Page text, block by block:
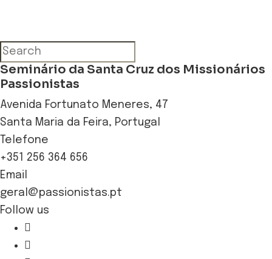
Seminário da Santa Cruz dos Missionários
Passionistas
Avenida Fortunato Meneres, 47
Santa Maria da Feira, Portugal
Telefone
+351 256 364 656
Email
geral@passionistas.pt
Follow us